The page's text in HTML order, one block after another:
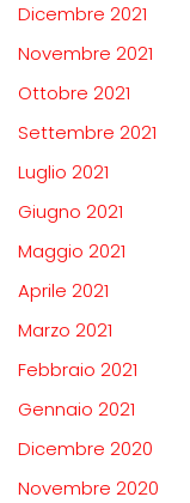
Dicembre 2021
Novembre 2021
Ottobre 2021
Settembre 2021
Luglio 2021
Giugno 2021
Maggio 2021
Aprile 2021
Marzo 2021
Febbraio 2021
Gennaio 2021
Dicembre 2020
Novembre 2020